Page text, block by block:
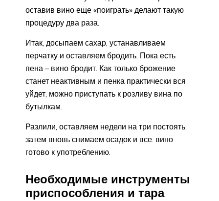
оставив вино еще «поиграть» делают такую
процедуру два раза.
Итак, досыпаем сахар, устанавливаем
перчатку и оставляем бродить. Пока есть
пена – вино бродит. Как только брожение
станет неактивным и пенка практически вся
уйдет, можно приступать к розливу вина по
бутылкам.
Разлили, оставляем недели на три постоять,
затем вновь снимаем осадок и все. вино
готово к употреблению.
Необходимые инструменты
приспособления и тара